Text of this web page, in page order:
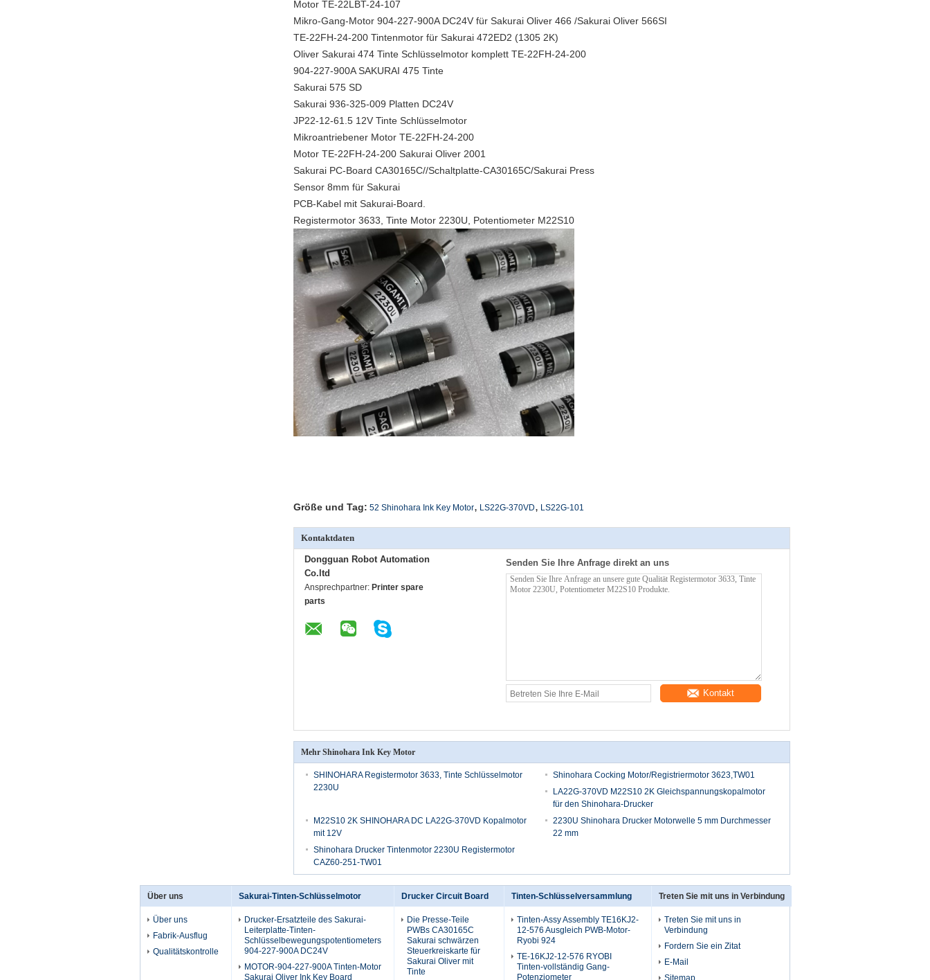
Motor TE-22LBT-24-107
Mikro-Gang-Motor 904-227-900A DC24V für Sakurai Oliver 466 /Sakurai Oliver 566SI
TE-22FH-24-200 Tintenmotor für Sakurai 472ED2 (1305 2K)
Oliver Sakurai 474 Tinte Schlüsselmotor komplett TE-22FH-24-200
904-227-900A SAKURAI 475 Tinte
Sakurai 575 SD
Sakurai 936-325-009 Platten DC24V
JP22-12-61.5 12V Tinte Schlüsselmotor
Mikroantriebener Motor TE-22FH-24-200
Motor TE-22FH-24-200 Sakurai Oliver 2001
Sakurai PC-Board CA30165C//Schaltplatte-CA30165C/Sakurai Press
Sensor 8mm für Sakurai
PCB-Kabel mit Sakurai-Board.
Registermotor 3633, Tinte Motor 2230U, Potentiometer M22S10
Größe und Tag: 52 Shinohara Ink Key Motor, LS22G-370VD, LS22G-101
Kontaktdaten
Dongguan Robot Automation
Co.ltd
Ansprechpartner: Printer spare
parts
Senden Sie Ihre Anfrage direkt an uns
Kontakt
Mehr Shinohara Ink Key Motor
SHINOHARA Registermotor 3633, Tinte Schlüsselmotor
2230U
Shinohara Cocking Motor/Registriermotor 3623,TW01
LA22G-370VD M22S10 2K Gleichspannungskopalmotor
für den Shinohara-Drucker
M22S10 2K SHINOHARA DC LA22G-370VD Kopalmotor
mit 12V
2230U Shinohara Drucker Motorwelle 5 mm Durchmesser
22 mm
Shinohara Drucker Tintenmotor 2230U Registermotor
CAZ60-251-TW01
Über uns
Über uns
Fabrik-Ausflug
Qualitätskontrolle
Sakurai-Tinten-Schlüsselmotor
Drucker-Ersatzteile des Sakurai-
Leiterplatte-Tinten-
Schlüsselbewegungspotentiometers
904-227-900A DC24V
MOTOR-904-227-900A Tinten-Motor
Sakurai Oliver Ink Key Board
Drucker Circuit Board
Die Presse-Teile
PWBs CA30165C
Sakurai schwärzen
Steuerkreiskarte für
Sakurai Oliver mit
Tinte
Tinten-Schlüsselversammlung
Tinten-Assy Assembly TE16KJ2-
12-576 Ausgleich PWB-Motor-
Ryobi 924
TE-16KJ2-12-576 RYOBI
Tinten-vollständig Gang-
Potenziometer
Treten Sie mit uns in Verbindung
Treten Sie mit uns in
Verbindung
Fordern Sie ein Zitat
E-Mail
Sitemap